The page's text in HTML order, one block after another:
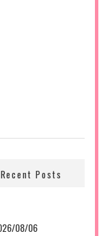
Recent Posts
08/06